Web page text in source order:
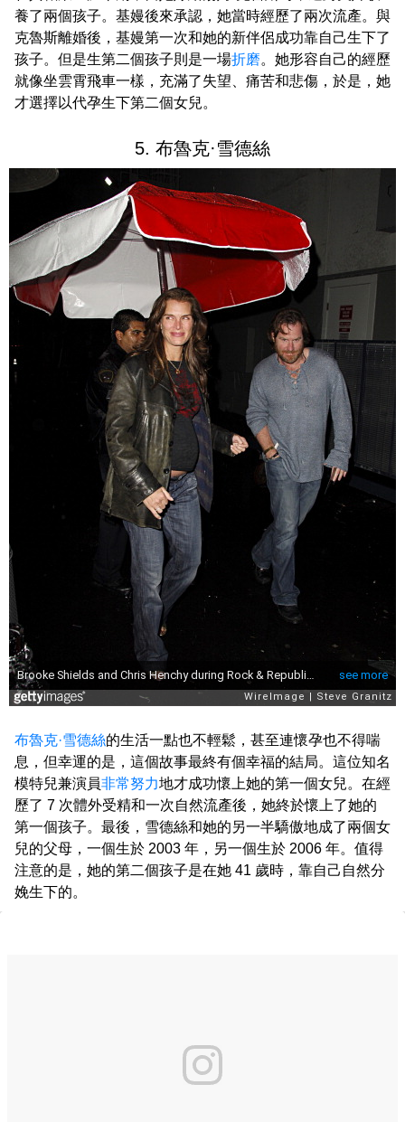
養了兩個孩子。基嫚後來承認，她當時經歷了兩次流產。與
克魯斯離婚後，基嫚第一次和她的新伴侶成功靠自己生下了
孩子。但是生第二個孩子則是一場折磨。她形容自己的經歷
就像坐雲霄飛車一樣，充滿了失望、痛苦和悲傷，於是，她
才選擇以代孕生下第二個女兒。
5. 布魯克·雪德絲
布魯克·雪德絲的生活一點也不輕鬆，甚至連懷孕也不得喘
息，但幸運的是，這個故事最終有個幸福的結局。這位知名
模特兒兼演員非常努力地才成功懷上她的第一個女兒。在經
歷了 7 次體外受精和一次自然流產後，她終於懷上了她的
第一個孩子。最後，雪德絲和她的另一半驕傲地成了兩個女
兒的父母，一個生於 2003 年，另一個生於 2006 年。值得
注意的是，她的第二個孩子是在她 41 歲時，靠自己自然分
娩生下的。